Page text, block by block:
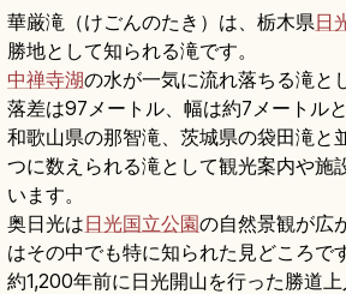
華厳滝（けごんのたき）は、栃木県日
勝地として知られる滝です。
中禅寺湖の水が一気に流れ落ちる滝と
落差は97メートル、幅は約7メートル
和歌山県の那智滝、茨城県の袋田滝と
つに数えられる滝として観光案内や施
います。
奥日光は日光国立公園の自然景観が広
はその中でも特に知られた見どころです
約1,200年前に日光開山を行った勝道